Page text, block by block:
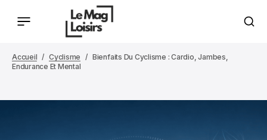
Accueil Cyclisme
Bienfaits Du Cyclisme : Cardio, Jambes,
Endurance Et Mental